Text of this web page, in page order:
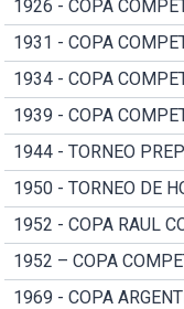
1926 - COPA
1931 - COPA
1934 - COPA
1939 - COPA
1944 - TORNEO
1950 - TORNEO DE
1952 - COPA RAUL
1952 – COPA
1969 - COPA